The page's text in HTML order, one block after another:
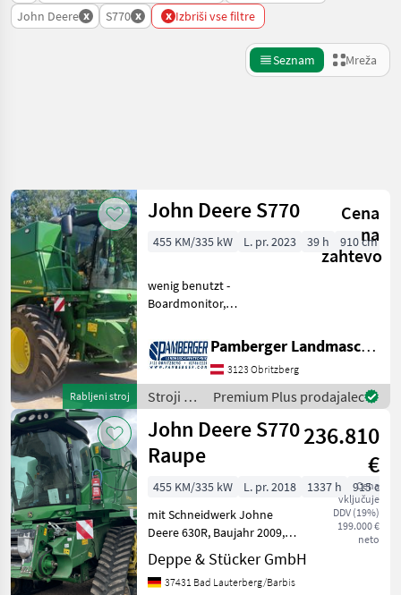
John Deere x S770 x x Izbriši vse filtre
Seznam Mreža
Kategorija 5 Država Filtri
TRENUTNA
POT
Kmetijska
tehnika
Stroji Za
Spravilo
Poljedelstvo
Zitni
Kombajn
John
Deere
S770
IZBERITE
KATEGORIJO
John Deere
Ponastavi
Prikaži 3
rezultatov
Rabljeni stroj
John Deere S770
Cena
na
zahtevo
455 KM/335 kW L. pr. 2023 39 h 910 cm
wenig benutzt -
Boardmonitor,
Spreuverteiler, Allrad, GPS
Starfire 7000, Schneidwerk
Flex Hydraflex 730FD, 2-
achsiger Wagen število
tresal: 0 stresalc
Pamberger Landmaschinentechnik GmbH
3123 Obritzberg
Stroji za
spravilo
-
poljedelstvo
/ John
Deere
Premium Plus prodajalec
John Deere S770
Raupe
236.810
€
Cena
vključuje
DDV (19%)
199.000 €
neto
455 KM/335 kW L. pr. 2018 1337 h
915 cm
mit Schneidwerk Johne
Deere 630R, Baujahr 2009,
SN: Z0630RX034628
- M065492, mit Zürn
SWW500 SN: 10973.
Deppe & Stücker GmbH
37431 Bad Lauterberg/Barbis